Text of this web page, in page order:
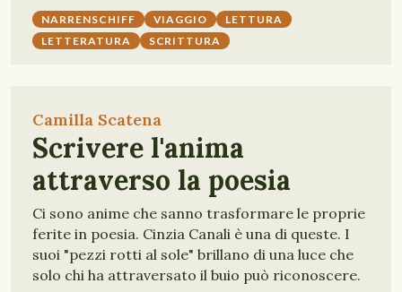
NARRENSCHIFF VIAGGIO
LETTURA
LETTERATURA
SCRITTURA
Camilla Scatena
Scrivere l'anima
attraverso la poesia
Ci sono anime che sanno trasformare le proprie
ferite in poesia. Cinzia Canali è una di queste. I
suoi "pezzi rotti al sole" brillano di una luce che
solo chi ha attraversato il buio può riconoscere.